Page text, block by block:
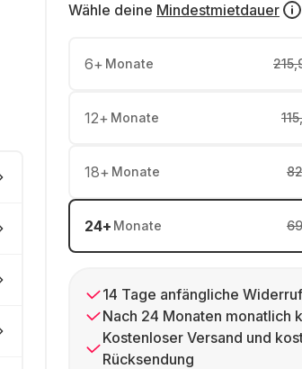
Wähle deine Mindestmietdauer
6+ Monate
12+ Monate
18+ Monate
24+ Monate
14 Tage anfängliche
Nach 24 Monaten monatlich
Kostenloser Versand und
Rücksendung